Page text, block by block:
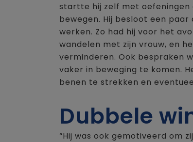
startte hij zelf met oefeningen
bewegen. Hij besloot een
werken. Zo had hij voor het
wandelen met zijn vrouw, en
verminderen. Ook bespraken
vaker in beweging te komen.
benen te strekken en
Dubbele
“Hij was ook gemotiveerd om